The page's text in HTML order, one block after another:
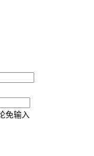
免输入